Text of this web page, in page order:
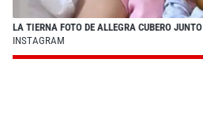
LA TIERNA FOTO DE ALLEGRA CUBERO
INSTAGRAM